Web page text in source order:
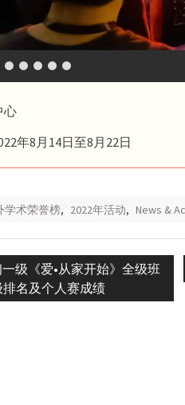
心
年8月14日至8月22日
学术荣誉榜, 2022年活动, News &
一级《爱•从家开始》全级班
排名及个人赛成绩